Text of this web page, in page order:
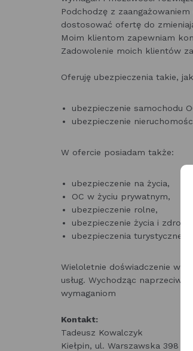
Podchodzę z
dostosować ofertę do
Moim klientom zapewniam
Zadowolenie moich klientów
Oferuję ubezpieczenia takie,
ubezpieczenie samochodu
ubezpieczenie
W ofercie posiadam także:
ubezpieczenie na życia,
OC w życiu prywatnym,
ubezpieczenie rolne,
ubezpieczenie życia i zdrowia,
ubezpieczenia turystyczne,
Wieloletnie doświadczenie w
usług. Wychodząc naprzeciw
wymaganiom
Kontakt:
Tadeusz Kowalczyk
Kiełpin, ul. Warszawska 398